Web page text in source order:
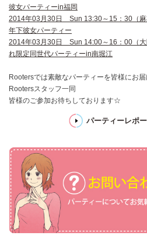
彼女パーティーin福岡
2014年03月30日 Sun 13:30～15：30（麻
年下彼女パーティー
2014年03月30日 Sun 14:00～16：00（大
れ限定同世代パーティーin南堀江
Rootersでは素敵なパーティーを皆様にお
Rootersスタッフ一同
皆様のご参加お待ちしております☆
パーティーレポ